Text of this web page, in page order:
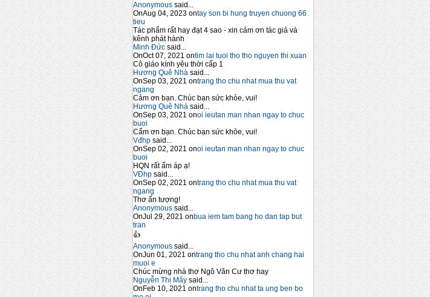
Anonymous said...
OnAug 04, 2023 ontay son bi hung truyen chuong 66
tieu
Tác phẩm rất hay đạt 4 sao - xin cảm ơn tác giả và
kênh phát hành
Minh Đức said...
OnOct 07, 2021 ontim lai tuoi tho tho nguyen thi xuan
Cô giáo kính yêu thời cấp 1
Hương Quê Nhà said...
OnSep 03, 2021 ontrang tho chu nhat mua thu vat
ngang
Cảm ơn bạn. Chúc bạn sức khỏe, vui!
Hương Quê Nhà said...
OnSep 03, 2021 onoi ieutan man nhan ngay to chuc
buoi
Cẩm ơn bạn. Chúc bạn sức khỏe, vui!
Vđhp said...
OnSep 02, 2021 onoi ieutan man nhan ngay to chuc
buoi
HQN rất ấm áp ạ!
VĐhp said...
OnSep 02, 2021 ontrang tho chu nhat mua thu vat
ngang
Thơ ấn tượng!
Anonymous said...
OnJul 29, 2021 onbua iem tam bang ho dan tap but
tran
👍
Anonymous said...
OnJun 01, 2021 ontrang tho chu nhat anh chang hai
muoi e
Chúc mừng nhà thơ Ngô Văn Cư thơ hay
Nguyễn Thị Mây said...
OnFeb 10, 2021 ontrang tho chu nhat ta ung ben bo